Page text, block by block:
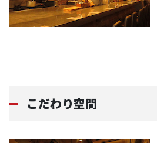
こだわり空間